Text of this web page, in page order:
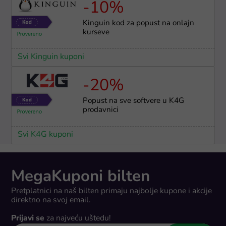
-10%
Kinguin kod za popust na onlajn
kurseve
Svi Kinguin kuponi
-20%
Popust na sve softvere u K4G
prodavnici
Svi K4G kuponi
MegaKuponi bilten
Pretplatnici na naš bilten primaju najbolje kupone i akcije
direktno na svoj email.
Prijavi se za najveću uštedu!